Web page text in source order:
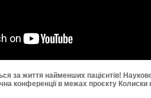
за життя найменших пацієнтів!
конференції в межах проєкту Колиски